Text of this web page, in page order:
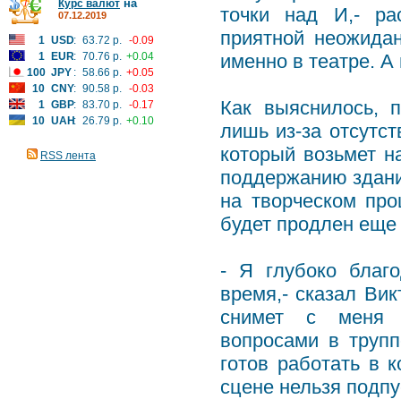
Курс валют на
07.12.2019
1 USD: 63.72 р. -0.09
1
EUR: 70.76 р. +0.04
100 JPY : 58.66 р. +0.05
10 CNY: 90.58 р. -0.03
1 GBP: 83.70 р. -0.17
10 UAH: 26.79 р. +0.10
RSS лента
точки над И,-
приятной
именно в театре.
Как выяснилось,
лишь из-за
который возьмет
поддержанию
на творческом
будет продлен еще
- Я глубоко
время,- сказал
снимет с меня
вопросами в
готов работать в
сцене нельзя